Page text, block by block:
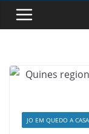
JO EM QUEDO A CASA